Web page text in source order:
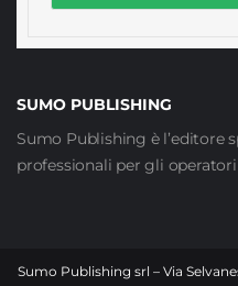
SUMO PUBLISHING
Sumo Publishing è l’editore
professionali per gli
Sumo Publishing srl – Via